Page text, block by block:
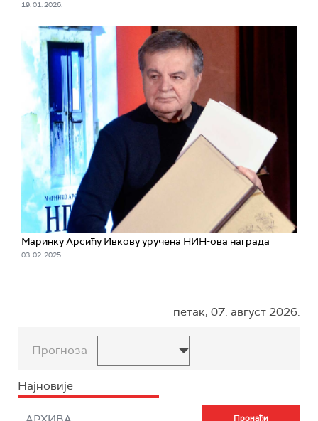
19. 01. 2026.
Маринку Арсићу Ивкову уручена НИН-ова награда
03. 02. 2025.
петак, 07. август 2026.
Прогноза
Најновије